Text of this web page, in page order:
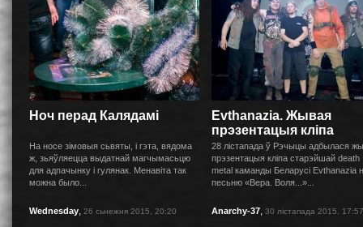
Ноч перад Калядамі
На носе зімовыя сьвяты, і гэта, вядома
ж, зьяўляецца выдатнай магчымасьцю
для адпачынку і гулянак. Менавіта так
можна было...
Wednesday, 26 сьнежня 2015, 20:20
Evthanazia. Жывая
прэзентацыя кліпа
28 лістапада ў Рэчыцы адбылася
прэзентацыя кліпа старэйшай death
metal каманды Беларусі Evthanazia
песьню «Вера. Воля...»...
Anarchy-37, 30 лістапада 2015, 17:57